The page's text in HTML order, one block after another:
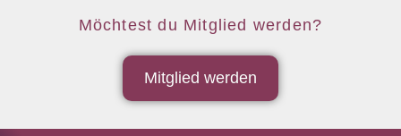
Möchtest du Mitglied werden?
Mitglied werden